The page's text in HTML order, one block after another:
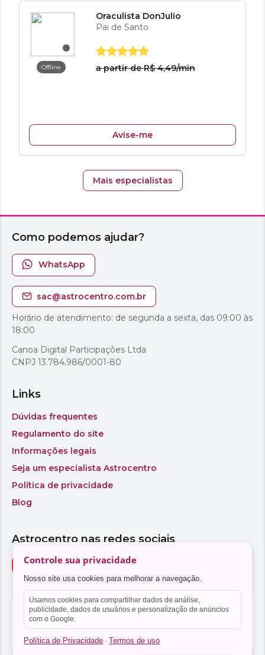
Controle sua privacidade
Nosso site usa cookies para melhorar a navegação.
Usamos cookies para compartilhar dados de análise,
publicidade, dados de usuários e personalização de anúncios
com o Google.
Política de Privacidade · Termos de uso